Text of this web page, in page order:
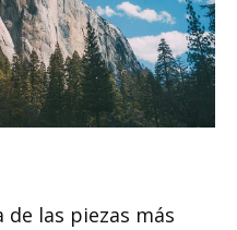
de las piezas más